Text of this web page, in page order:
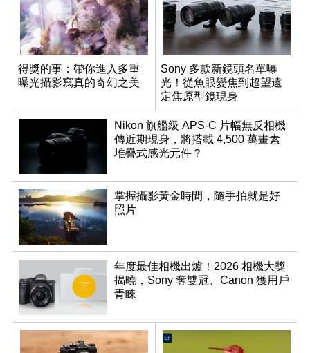
得獎的事：帶你進入多重
曝光攝影寫真的奇幻之美
Sony 多款新鏡頭名單曝
光！從魚眼變焦到超望遠
定焦原型鏡現身
Nikon 旗艦級 APS-C 片幅無反相機
傳近期現身，將搭載 4,500 萬畫素
堆疊式感光元件？
掌握攝影黃金時間，隨手拍就是好
照片
年度最佳相機出爐！2026 相機大獎
揭曉，Sony 奪雙冠、Canon 獲用戶
青睞